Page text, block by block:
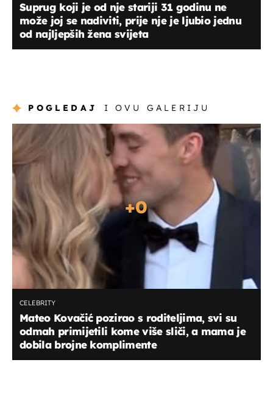
Suprug koji je od nje stariji 31 godinu ne
može joj se nadiviti, prije nje je ljubio jednu
od najljepših žena svijeta
POGLEDAJ I OVU GALERIJU
+0
CELEBRITY
Mateo Kovačić pozirao s roditeljima, svi su
odmah primijetili kome više sliči, a mama je
dobila brojne komplimente